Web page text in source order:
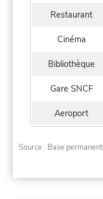
Restaurant
Cinéma
Bibliothèque
Gare SNCF
Aeroport
Source : Base